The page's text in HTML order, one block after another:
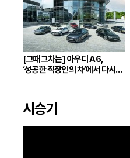
[그때그차는] 아우디 A6,
‘성공한 직장인의 차’에서 다시
시승기